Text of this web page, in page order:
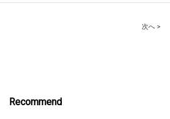
次へ >
Recommend